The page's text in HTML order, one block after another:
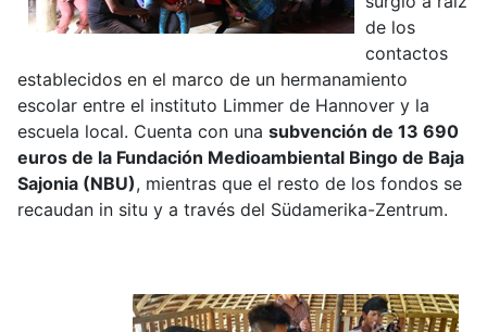
de los
contactos
establecidos en el marco de un hermanamiento
escolar entre el instituto Limmer de Hannover y la
escuela local. Cuenta con una subvención de 13 690
euros de la Fundación Medioambiental Bingo de Baja
Sajonia (NBU), mientras que el resto de los fondos se
recaudan in situ y a través del Südamerika-Zentrum.